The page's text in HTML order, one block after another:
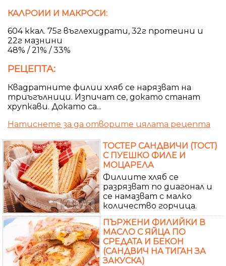
КАЛРОИИ И МАКРОСИ:
604 ккал. 75г въглехидрати, 32г протеини и
22г мазнини
48% / 21% / 33%
РЕЦЕПТА:
Квадратните филии хляб се нарязват на
триъгълници. Изпичат се, докато станат
хрупкави. Докато са...
Натиснете за да отворите цялата рецепта
ТОСТЕР САНДВИЧИ (ТОСТ)
С ПУЕШКО ФИЛЕ И
МОЦАРЕЛА
Филиите хляб се
разрязват по диагонал и
се намазват с малко
количество горчица.
ПЪРЖЕНИ ФИЛИЙКИ В
МАСЛО С ЯЙЦА ПО
СРЕДАТА И БЕКОН
(САНДВИЧ НА ТИГАН ЗА
ЗАКУСКА)